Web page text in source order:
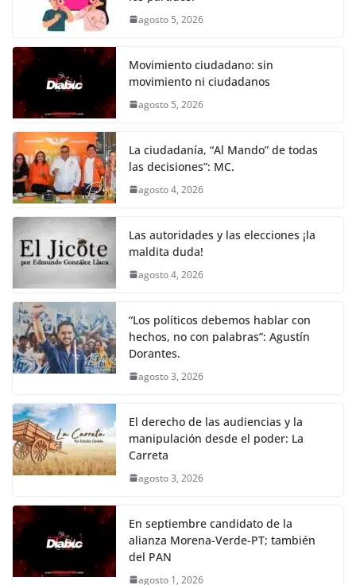
agosto 5, 2026
Movimiento ciudadano: sin
movimiento ni ciudadanos
agosto 5, 2026
La ciudadanía, “Al Mando” de todas
las decisiones”: MC.
agosto 4, 2026
Las autoridades y las elecciones ¡la
maldita duda!
agosto 4, 2026
“Los políticos debemos hablar con
hechos, no con palabras”: Agustín
Dorantes.
agosto 3, 2026
El derecho de las audiencias y la
manipulación desde el poder: La
Carreta
agosto 3, 2026
En septiembre candidato de la
alianza Morena-Verde-PT; también
del PAN
agosto 1, 2026